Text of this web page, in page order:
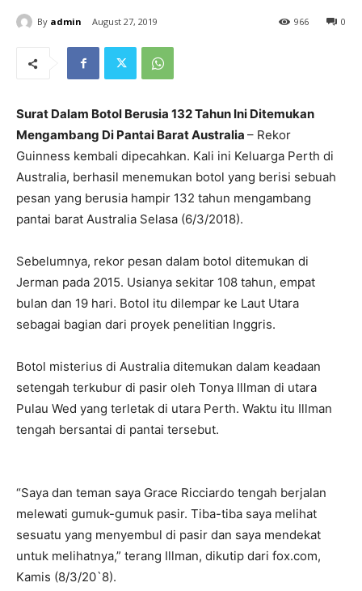
By admin August 27, 2019 0
966
Surat Dalam Botol Berusia 132 Tahun Ini Ditemukan
Mengambang Di Pantai Barat Australia – Rekor
Guinness kembali dipecahkan. Kali ini Keluarga Perth di
Australia, berhasil menemukan botol yang berisi sebuah
pesan yang berusia hampir 132 tahun mengambang
pantai barat Australia Selasa (6/3/2018).
Sebelumnya, rekor pesan dalam botol ditemukan di
Jerman pada 2015. Usianya sekitar 108 tahun, empat
bulan dan 19 hari. Botol itu dilempar ke Laut Utara
sebagai bagian dari proyek penelitian Inggris.
Botol misterius di Australia ditemukan dalam keadaan
setengah terkubur di pasir oleh Tonya Illman di utara
Pulau Wed yang terletak di utara Perth. Waktu itu Illman
tengah bersantai di pantai tersebut.
“Saya dan teman saya Grace Ricciardo tengah berjalan
melewati gumuk-gumuk pasir. Tiba-tiba saya melihat
sesuatu yang menyembul di pasir dan saya mendekat
untuk melihatnya,” terang Illman, dikutip dari fox.com,
Kamis (8/3/20`8).